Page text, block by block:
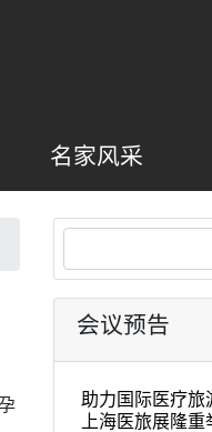
名家风采
会议预告
助力国际医疗
上海医旅展隆重